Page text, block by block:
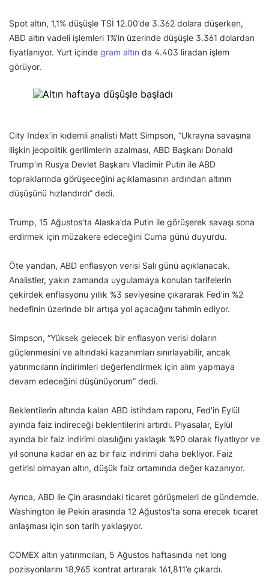
Spot altın, 1,1% düşüşle TSİ 12.00’de 3.362 dolara düşerken,
ABD altın vadeli işlemleri 1%’in üzerinde düşüşle 3.361 dolardan
fiyatlanıyor. Yurt içinde gram altın da 4.403 liradan işlem
görüyor.
City Index’in kıdemli analisti Matt Simpson, “Ukrayna savaşına
ilişkin jeopolitik gerilimlerin azalması, ABD Başkanı Donald
Trump’ın Rusya Devlet Başkanı Vladimir Putin ile ABD
topraklarında görüşeceğini açıklamasının ardından altının
düşüşünü hızlandırdı” dedi.
Trump, 15 Ağustos’ta Alaska’da Putin ile görüşerek savaşı sona
erdirmek için müzakere edeceğini Cuma günü duyurdu.
Öte yandan, ABD enflasyon verisi Salı günü açıklanacak.
Analistler, yakın zamanda uygulamaya konulan tarifelerin
çekirdek enflasyonu yıllık %3 seviyesine çıkararak Fed’in %2
hedefinin üzerinde bir artışa yol açacağını tahmin ediyor.
Simpson, “Yüksek gelecek bir enflasyon verisi doların
güçlenmesini ve altındaki kazanımları sınırlayabilir, ancak
yatırımcıların indirimleri değerlendirmek için alım yapmaya
devam edeceğini düşünüyorum” dedi.
Beklentilerin altında kalan ABD istihdam raporu, Fed’in Eylül
ayında faiz indireceği beklentilerini artırdı. Piyasalar, Eylül
ayında bir faiz indirimi olasılığını yaklaşık %90 olarak fiyatlıyor ve
yıl sonuna kadar en az bir faiz indirimi daha bekliyor. Faiz
getirisi olmayan altın, düşük faiz ortamında değer kazanıyor.
Ayrıca, ABD ile Çin arasındaki ticaret görüşmeleri de gündemde.
Washington ile Pekin arasında 12 Ağustos’ta sona erecek ticaret
anlaşması için son tarih yaklaşıyor.
COMEX altın yatırımcıları, 5 Ağustos haftasında net long
pozisyonlarını 18,965 kontrat artırarak 161,811’e çıkardı.